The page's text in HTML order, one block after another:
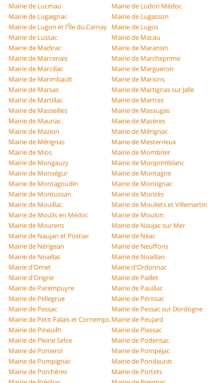
Mairie de Lucmau
Mairie de Ludon Médoc
Mairie de Lugaignac
Mairie de Lugasson
Mairie de Lugon et l'Île du Carnay Mairie de Lugos
Mairie de Lussac
Mairie de Macau
Mairie de Madirac
Mairie de Maransin
Mairie de Marcenais
Mairie de Marcheprime
Mairie de Marcillac
Mairie de Margueron
Mairie de Marimbault
Mairie de Marions
Mairie de Marsas
Mairie de Martignas sur Jalle
Mairie de Martillac
Mairie de Martres
Mairie de Masseilles
Mairie de Massugas
Mairie de Mauriac
Mairie de Mazères
Mairie de Mazion
Mairie de Mérignac
Mairie de Mérignas
Mairie de Mesterrieux
Mairie de Mios
Mairie de Mombrier
Mairie de Mongauzy
Mairie de Monprimblanc
Mairie de Monségur
Mairie de Montagne
Mairie de Montagoudin
Mairie de Montignac
Mairie de Montussan
Mairie de Morizès
Mairie de Mouillac
Mairie de Mouliets et Villemartin
Mairie de Moulis en Médoc
Mairie de Moulon
Mairie de Mourens
Mairie de Naujac sur Mer
Mairie de Naujan et Postiac
Mairie de Néac
Mairie de Nérigean
Mairie de Neuffons
Mairie de Noaillac
Mairie de Noaillan
Mairie d'Omet
Mairie d'Ordonnac
Mairie d'Origne
Mairie de Paillet
Mairie de Parempuyre
Mairie de Pauillac
Mairie de Pellegrue
Mairie de Périssac
Mairie de Pessac
Mairie de Pessac sur Dordogne
Mairie de Petit Palais et Cornemps Mairie de Peujard
Mairie de Pineuilh
Mairie de Plassac
Mairie de Pleine Selve
Mairie de Podensac
Mairie de Pomerol
Mairie de Pompéjac
Mairie de Pompignac
Mairie de Pondaurat
Mairie de Porchères
Mairie de Portets